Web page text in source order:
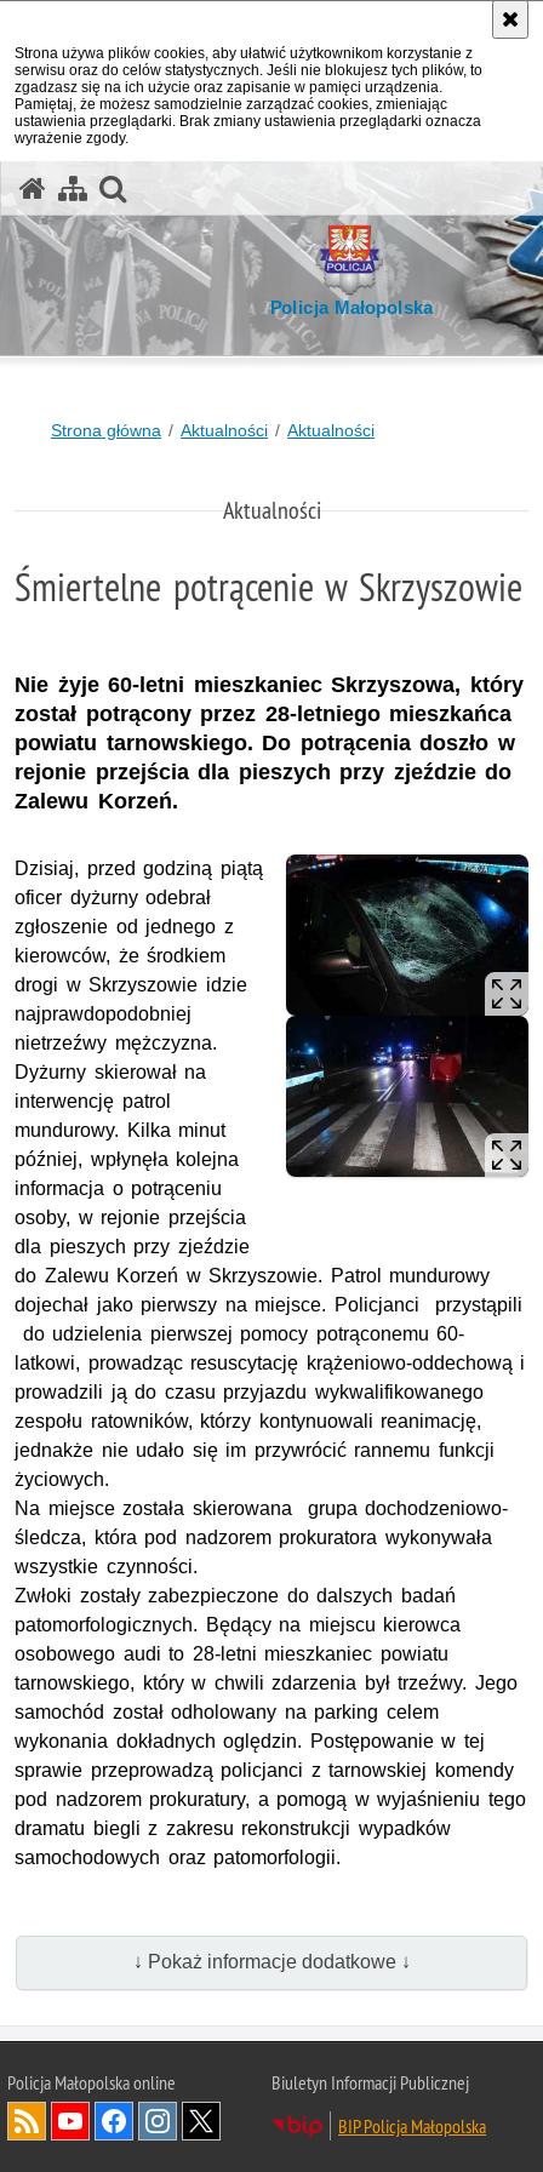
Strona używa plików cookies, aby ułatwić użytkownikom korzystanie z
serwisu oraz do celów statystycznych. Jeśli nie blokujesz tych plików, to
zgadzasz się na ich użycie oraz zapisanie w pamięci urządzenia.
Pamiętaj, że możesz samodzielnie zarządzać cookies, zmieniając
ustawienia przeglądarki. Brak zmiany ustawienia przeglądarki oznacza
wyrażenie zgody.
Policja Małopolska
Strona główna Aktualności Aktualności
Aktualności
Śmiertelne potrącenie w Skrzyszowie
Nie żyje 60-letni mieszkaniec Skrzyszowa, który
został potrącony przez 28-letniego mieszkańca
powiatu tarnowskiego. Do potrącenia doszło w
rejonie przejścia dla pieszych przy zjeździe do
Zalewu Korzeń.
Dzisiaj, przed godziną piątą
oficer dyżurny odebrał
zgłoszenie od jednego z
kierowców, że środkiem
drogi w Skrzyszowie idzie
najprawdopodobniej
nietrzeźwy mężczyzna.
Dyżurny skierował na
interwencję patrol
mundurowy. Kilka minut
później, wpłynęła kolejna
informacja o potrąceniu
osoby, w rejonie przejścia
dla pieszych przy zjeździe
do Zalewu Korzeń w Skrzyszowie. Patrol mundurowy
dojechał jako pierwszy na miejsce. Policjanci przystąpili
do udzielenia pierwszej pomocy potrąconemu 60-
latkowi, prowadząc resuscytację krążeniowo-oddechową i
prowadzili ją do czasu przyjazdu wykwalifikowanego
zespołu ratowników, którzy kontynuowali reanimację,
jednakże nie udało się im przywrócić rannemu funkcji
życiowych.
Na miejsce została skierowana grupa dochodzeniowo-
śledcza, która pod nadzorem prokuratora wykonywała
wszystkie czynności.
Zwłoki zostały zabezpieczone do dalszych badań
patomorfologicznych. Będący na miejscu kierowca
osobowego audi to 28-letni mieszkaniec powiatu
tarnowskiego, który w chwili zdarzenia był trzeźwy. Jego
samochód został odholowany na parking celem
wykonania dokładnych oględzin. Postępowanie w tej
sprawie przeprowadzą policjanci z tarnowskiej komendy
pod nadzorem prokuratury, a pomogą w wyjaśnieniu tego
dramatu biegli z zakresu rekonstrukcji wypadków
samochodowych oraz patomorfologii.
↓ Pokaż informacje dodatkowe ↓
Policja Małopolska online
Biuletyn Informacji Publicznej
BIP Policja Małopolska